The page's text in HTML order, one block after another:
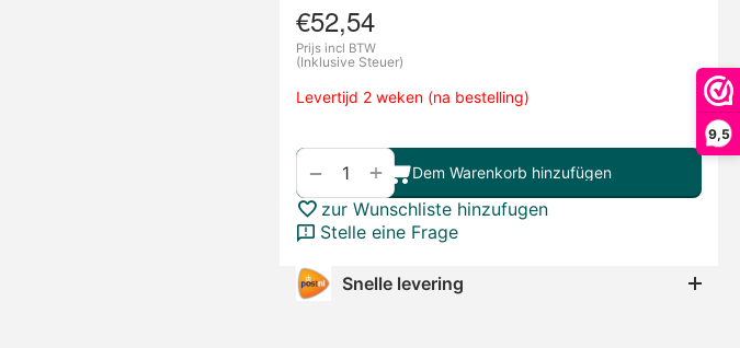
9,5
€52,54
Prijs incl BTW
(Inklusive Steuer)
Levertijd 2 weken (na bestelling)
+
− Dem Warenkorb hinzufügen
zur Wunschliste hinzufugen
Stelle eine Frage
Snelle levering